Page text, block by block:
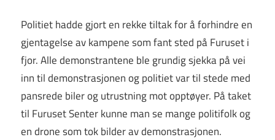
Politiet hadde gjort en rekke tiltak for å forhindre en
gjentagelse av kampene som fant sted på Furuset i
fjor. Alle demonstrantene ble grundig sjekka på vei
inn til demonstrasjonen og politiet var til stede med
pansrede biler og utrustning mot opptøyer. På taket
til Furuset Senter kunne man se mange politifolk og
en drone som tok bilder av demonstrasjonen.